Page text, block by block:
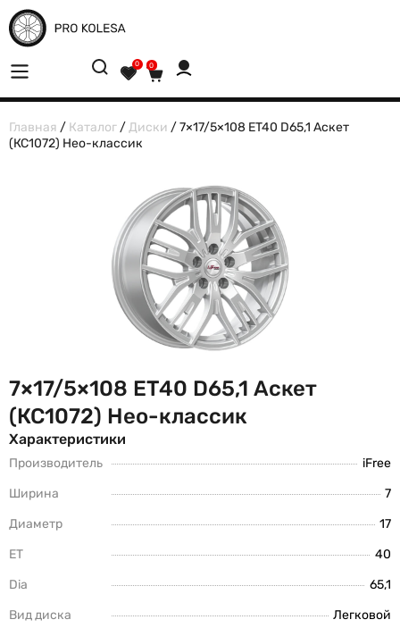
0 0
Главная / Каталог /Диски / 7×17/5×108 ET40 D65,1 Аскет
(КС1072) Нео-классик
7×17/5×108 ET40 D65,1 Аскет
(КС1072) Нео-классик
Характеристики
Производитель
iFree
Ширина
7
Диаметр
17
ET
40
Dia
65,1
Вид диска
Легковой